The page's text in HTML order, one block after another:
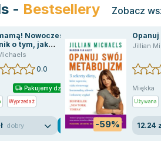
- Bestsellery Zobacz
Nowoczesny
o tym, jak
przez ciążę,
zdrowe dziecko i
doskonałą
0.0
Pakujemy dzisiaj
Wyprzedaż
dobry -59%
Opanuj
Jillian
Miękka
Używana
12.24